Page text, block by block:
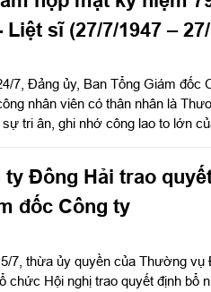
sĩ (27/7/1947 –
7, Đảng ủy, Ban Tổng Giám đốc
nhân viên có thân nhân là
tri ân, ghi nhớ công lao to lớn
Đông Hải trao
đốc Công ty
7, thừa ủy quyền của Thường
chức Hội nghị trao quyết định bổ